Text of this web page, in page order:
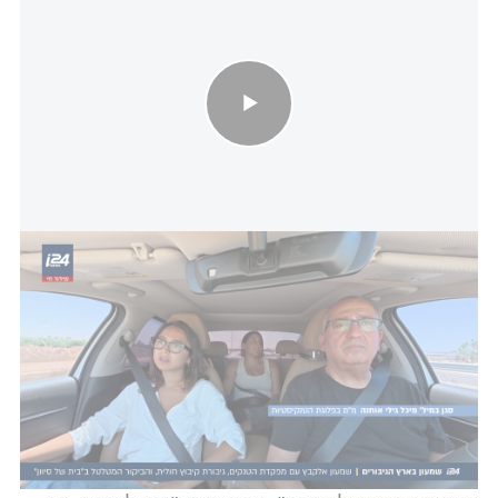
הדהירה לחולית: מפקדת הטנקים חוזרת לזירת הקרבות של 7
באוקטובר
לסיום אמר גינת: "אנחנו עובדים בשיתוף פעולה מלא
והדוק עם היחידות המרחביות הפועלות בגזרתנו ומודים
ללוחמות והלוחמים השומרים עלינו. עם זאת, אנחנו
קוראים למדינת ישראל להסיט משאבים לגבול המזרחי
בערבה הדרומית, לחזק את מחלקות ההגנה ביישובים
ולהבין את האתגר הביטחוני הגדול שבפנינו".
ראש עיריית אילת אלי לנקרי בירך על "הבהרת השב"כ